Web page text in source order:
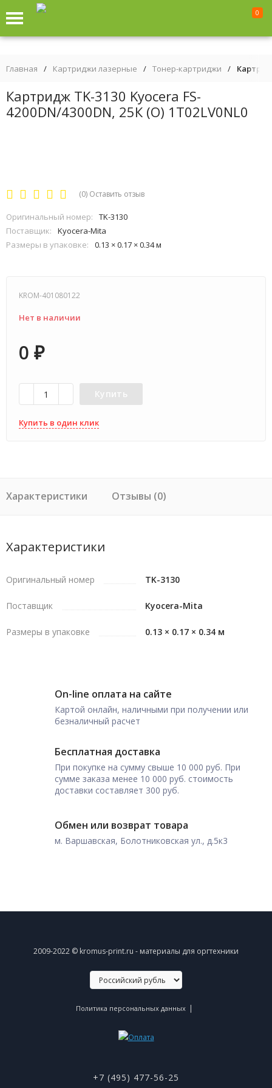
0
Главная / Картриджи лазерные / Тонер-картриджи /
Картридж TK-3130 Kyocera FS-
4200DN/4300DN, 25К (О) 1T02LV0NL0
(0) Оставить отзыв
Оригинальный номер:
TK-3130
Поставщик:
Kyocera-Mita
Размеры в упаковке:
0.13 × 0.17 × 0.34 м
KROM-401080122
Нет в наличии
0 ₽
Купить
Купить в один клик
Характеристики Отзывы (0)
Характеристики
Оригинальный номер TK-3130
Поставщик Kyocera-Mita
Размеры в упаковке 0.13 × 0.17 × 0.34 м
On-line оплата на сайте
Картой онлайн, наличными при получении или
безналичный расчет
Бесплатная доставка
При покупке на сумму свыше 10 000 руб. При
сумме заказа менее 10 000 руб. стоимость
доставки составляет 300 руб.
Обмен или возврат товара
м. Варшавская, Болотниковская ул., д.5к3
2009-2022 © kromus-print.ru - материалы для оргтехники
Политика персональных данных |
+7 (495) 477-56-25